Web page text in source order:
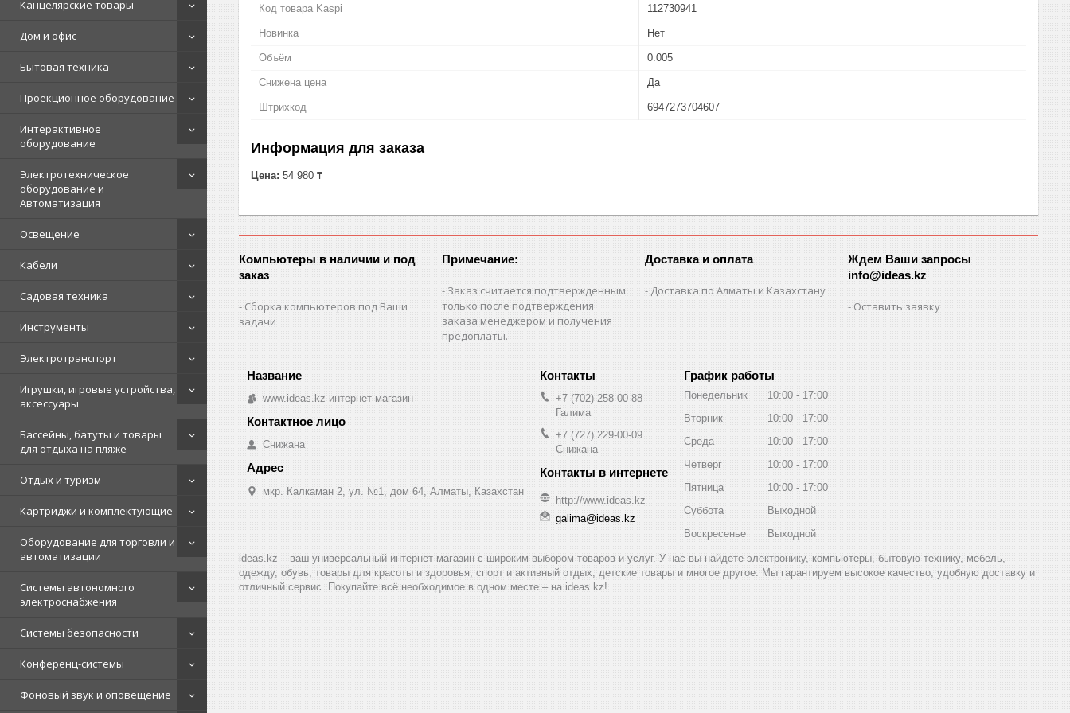
Канцелярские товары
Дом и офис
Бытовая техника
Проекционное оборудование
Интерактивное
оборудование
Электротехническое
оборудование и
Автоматизация
Освещение
Кабели
Садовая техника
Инструменты
Электротранспорт
Игрушки, игровые устройства,
аксессуары
Бассейны, батуты и товары
для отдыха на пляже
Отдых и туризм
Картриджи и комплектующие
Оборудование для торговли и
автоматизации
Системы автономного
электроснабжения
Системы безопасности
Конференц-системы
Фоновый звук и оповещение
Код товара Kaspi 112730941
Новинка Нет
Объём 0.005
Снижена цена Да
Штрихкод 6947273704607
Информация для заказа
Цена: 54 980 ₸
Компьютеры в наличии и под
заказ
Сборка компьютеров под Ваши
задачи
Примечание:
Заказ считается подтвержденным
только после подтверждения
заказа менеджером и получения
предоплаты.
Доставка и оплата
Доставка по Алматы и Казахстану
Ждем Ваши запросы
info@ideas.kz
Оставить заявку
www.ideas.kz интернет-магазин
Снижана
мкр. Калкаман 2, ул. №1, дом 64, Алматы, Казахстан
+7 (702) 258-00-88
Галима
+7 (727) 229-00-09
Снижана
http://www.ideas.kz
galima@ideas.kz
График работы
Понедельник 10:00
17:00
Вторник
10:00
17:00
Среда
10:00
17:00
Четверг
10:00
17:00
Пятница
10:00
17:00
Суббота
Выходной
Воскресенье
Выходной
ideas.kz – ваш универсальный интернет-магазин с широким выбором товаров и услуг. У нас вы найдете электронику, компьютеры, бытовую технику, мебель,
одежду, обувь, товары для красоты и здоровья, спорт и активный отдых, детские товары и многое другое. Мы гарантируем высокое качество, удобную доставку и
отличный сервис. Покупайте всё необходимое в одном месте – на ideas.kz!